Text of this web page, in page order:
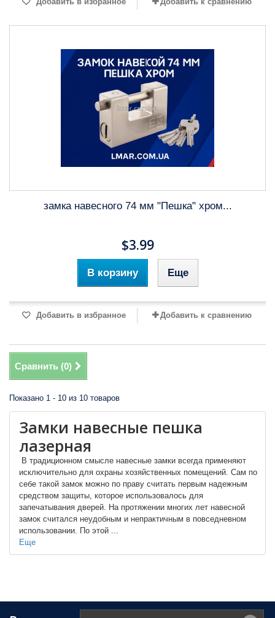
замка навесного 74 мм "Пешка" хром...
$3.99
В корзину Еще
Добавить в избранное Добавить к сравнению
Сравнить (0)
Показано 1 - 10 из 10 товаров
Замки навесные пешка
лазерная
В традиционном смысле навесные замки всегда применяют
исключительно для охраны хозяйственных помещений. Сам по
себе такой замок можно по праву считать первым надежным
средством защиты, которое использовалось для
запечатывания дверей. На протяжении многих лет навесной
замок считался неудобным и непрактичным в повседневном
использовании. По этой ...
Еще